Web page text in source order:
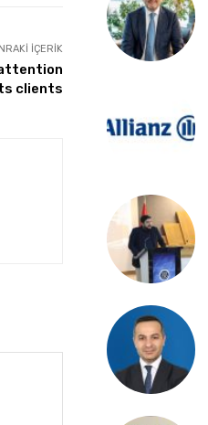
İÇERIK
attention
clients